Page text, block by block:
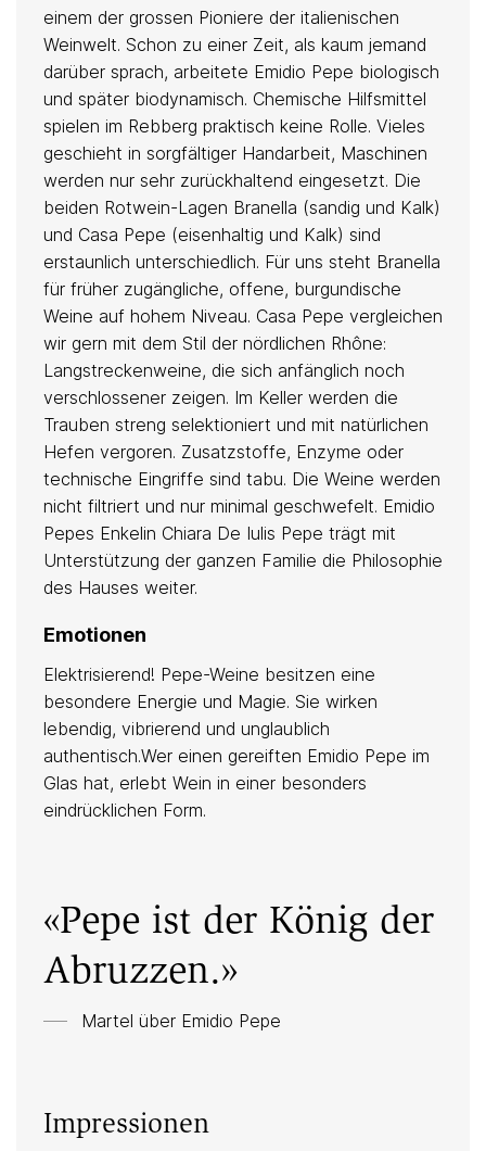
einem der grossen Pioniere der italienischen
Weinwelt. Schon zu einer Zeit, als kaum jemand
darüber sprach, arbeitete Emidio Pepe biologisch
und später biodynamisch. Chemische Hilfsmittel
spielen im Rebberg praktisch keine Rolle. Vieles
geschieht in sorgfältiger Handarbeit, Maschinen
werden nur sehr zurückhaltend eingesetzt. Die
beiden Rotwein-Lagen Branella (sandig und Kalk)
und Casa Pepe (eisenhaltig und Kalk) sind
erstaunlich unterschiedlich. Für uns steht Branella
für früher zugängliche, offene, burgundische
Weine auf hohem Niveau. Casa Pepe vergleichen
wir gern mit dem Stil der nördlichen Rhône:
Langstreckenweine, die sich anfänglich noch
verschlossener zeigen. Im Keller werden die
Trauben streng selektioniert und mit natürlichen
Hefen vergoren. Zusatzstoffe, Enzyme oder
technische Eingriffe sind tabu. Die Weine werden
nicht filtriert und nur minimal geschwefelt. Emidio
Pepes Enkelin Chiara De Iulis Pepe trägt mit
Unterstützung der ganzen Familie die Philosophie
des Hauses weiter.
Emotionen
Elektrisierend! Pepe-Weine besitzen eine
besondere Energie und Magie. Sie wirken
lebendig, vibrierend und unglaublich
authentisch.Wer einen gereiften Emidio Pepe im
Glas hat, erlebt Wein in einer besonders
eindrücklichen Form.
«Pepe ist der König der
Abruzzen.»
Martel über Emidio Pepe
Impressionen